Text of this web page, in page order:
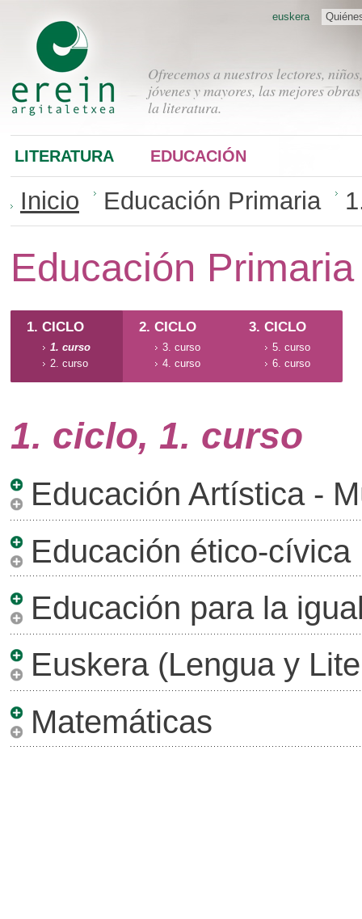
Ofrecemos a nuestros lectores, niños,
jóvenes y mayores, las mejores
la literatura.
euskera
LITERATURA EDUCACIÓN
Inicio Educación Primaria
Educación Primaria
1. CICLO
1. curso
2. curso
2. CICLO
3. curso
4. curso
3. CICLO
5. curso
6. curso
1. ciclo, 1. curso
Educación Artística -
Educación ético-cívica
Educación para la
Euskera (Lengua y
Matemáticas